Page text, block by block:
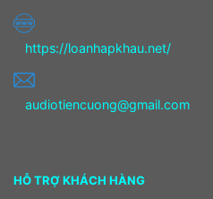
https://loanhapkhau.net/
audiotiencuong@gmail.com
HỖ TRỢ KHÁCH HÀNG